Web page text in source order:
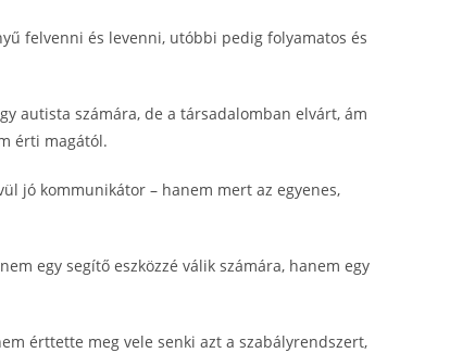
felvenni és levenni, utóbbi pedig folyamatos és
autista számára, de a társadalomban elvárt, ám
érti magától.
jó kommunikátor – hanem mert az egyenes,
egy segítő eszközzé válik számára, hanem egy
érttette meg vele senki azt a szabályrendszert,